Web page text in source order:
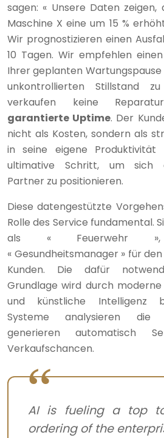
sagen: « Unsere Daten
Maschine X eine um 15 %
Wir prognostizieren einen
10 Tagen. Wir empfehlen
Ihrer geplanten Wartungspause
unkontrollierten Stillstand
verkaufen keine
garantierte Uptime. Der
nicht als Kosten, sondern als
in seine eigene
ultimative Schritt, um sich
Partner zu positionieren.
Diese datengestützte
Rolle des Service fundamental.
als « Feuerwehr
« Gesundheitsmanager » für
Kunden. Die dafür
Grundlage wird durch
und künstliche Intelligenz
Systeme analysieren die
generieren automatisch
Verkaufschancen.
AI is fueling a top
ordering of the